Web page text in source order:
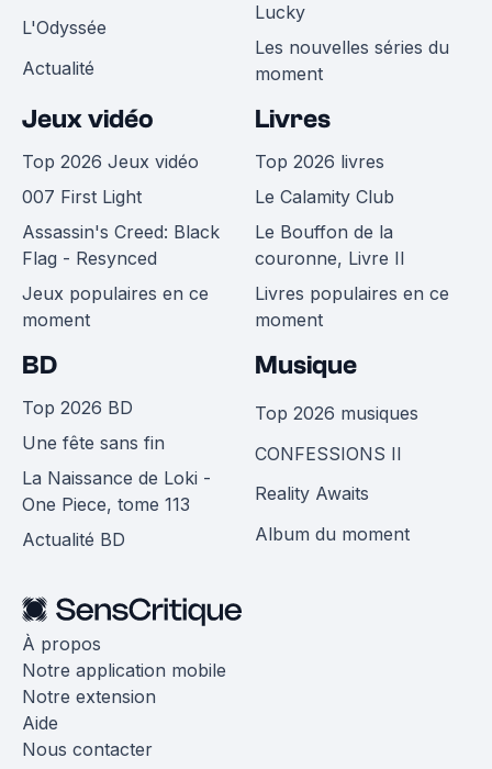
L'Odyssée
Actualité
Lucky
Les nouvelles séries du
moment
Jeux vidéo
Top 2026 Jeux vidéo
007 First Light
Assassin's Creed: Black
Flag - Resynced
Jeux populaires en ce
moment
Livres
Top 2026 livres
Le Calamity Club
Le Bouffon de la
couronne, Livre II
Livres populaires en ce
moment
BD
Top 2026 BD
Une fête sans fin
La Naissance de Loki -
One Piece, tome 113
Actualité BD
Musique
Top 2026 musiques
CONFESSIONS II
Reality Awaits
Album du moment
À propos
Notre application mobile
Notre extension
Aide
Nous contacter